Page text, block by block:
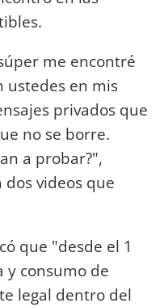
me encontré
ustedes en mis
privados que
no se borre.
a probar?",
videos que
que "desde el 1
y consumo de
legal dentro del